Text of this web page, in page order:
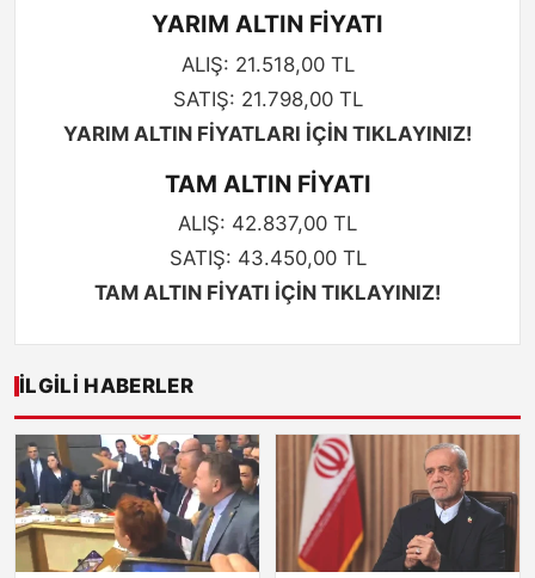
YARIM ALTIN FİYATI
ALIŞ: 21.518,00 TL
SATIŞ: 21.798,00 TL
YARIM ALTIN FİYATLARI İÇİN TIKLAYINIZ!
TAM ALTIN FİYATI
ALIŞ: 42.837,00 TL
SATIŞ: 43.450,00 TL
TAM ALTIN FİYATI İÇİN TIKLAYINIZ!
İLGILI HABERLER